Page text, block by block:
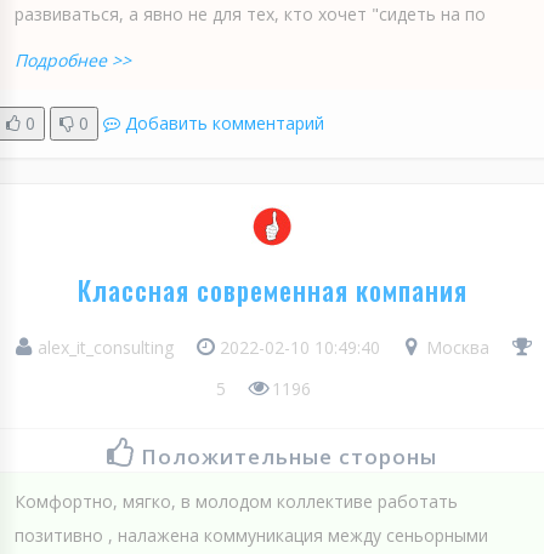
развиваться, а явно не для тех, кто хочет "сидеть на по
Подробнее >>
0 0 Добавить комментарий
Классная современная компания
alex_it_consulting 2022-02-10 10:49:40
Москва
5
1196
Положительные стороны
Комфортно, мягко, в молодом коллективе работать
позитивно , налажена коммуникация между сеньорными